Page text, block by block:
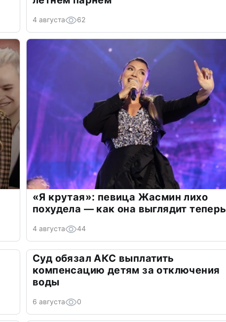
4 августа 62
«Я крутая»: певица Жасмин лихо
похудела — как она выглядит теперь
4 августа 44
Суд обязал АКС выплатить
компенсацию детям за отключения
воды
6 августа 0